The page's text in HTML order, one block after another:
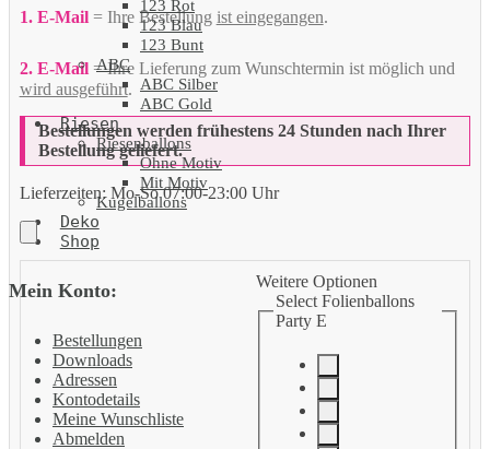
123 Rot
123 Blau
123 Bunt
ABC
ABC Silber
ABC Gold
Riesen
Riesenballons
Ohne Motiv
Mit Motiv
Kugelballons
Deko
Shop
Mein Konto:
Bestellungen
Downloads
Adressen
Kontodetails
Meine Wunschliste
Abmelden
1. E-Mail= Ihre Bestellung ist eingegangen.
2. E-Mail= Ihre Lieferung zum Wunschtermin ist möglich und
wird ausgeführt.
Bestellungen werden frühestens 24 Stunden nach Ihrer
Bestellung geliefert.
Lieferzeiten:Mo-So 07:00-23:00 Uhr
Weitere Optionen
Select Folienballons
Party E